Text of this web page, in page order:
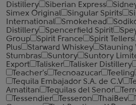
Distillery
Siberian Express
Simex Original
Singular Spirits
International
Smokehead
Distillery
Spencerfield Spirit
Group
Spirit France Spirit Tellers
Plus
Starward Whiskey
Stauning
Stumbras
Suntory Suntory
Export
Talisker Talisker Distillery
Teacher's
Tecnoazucar Teeling
Tequila Embajador S.A. de C.V
Amatitan
Tequilas del Senor
Tessendier
Tesseron ThaiBev